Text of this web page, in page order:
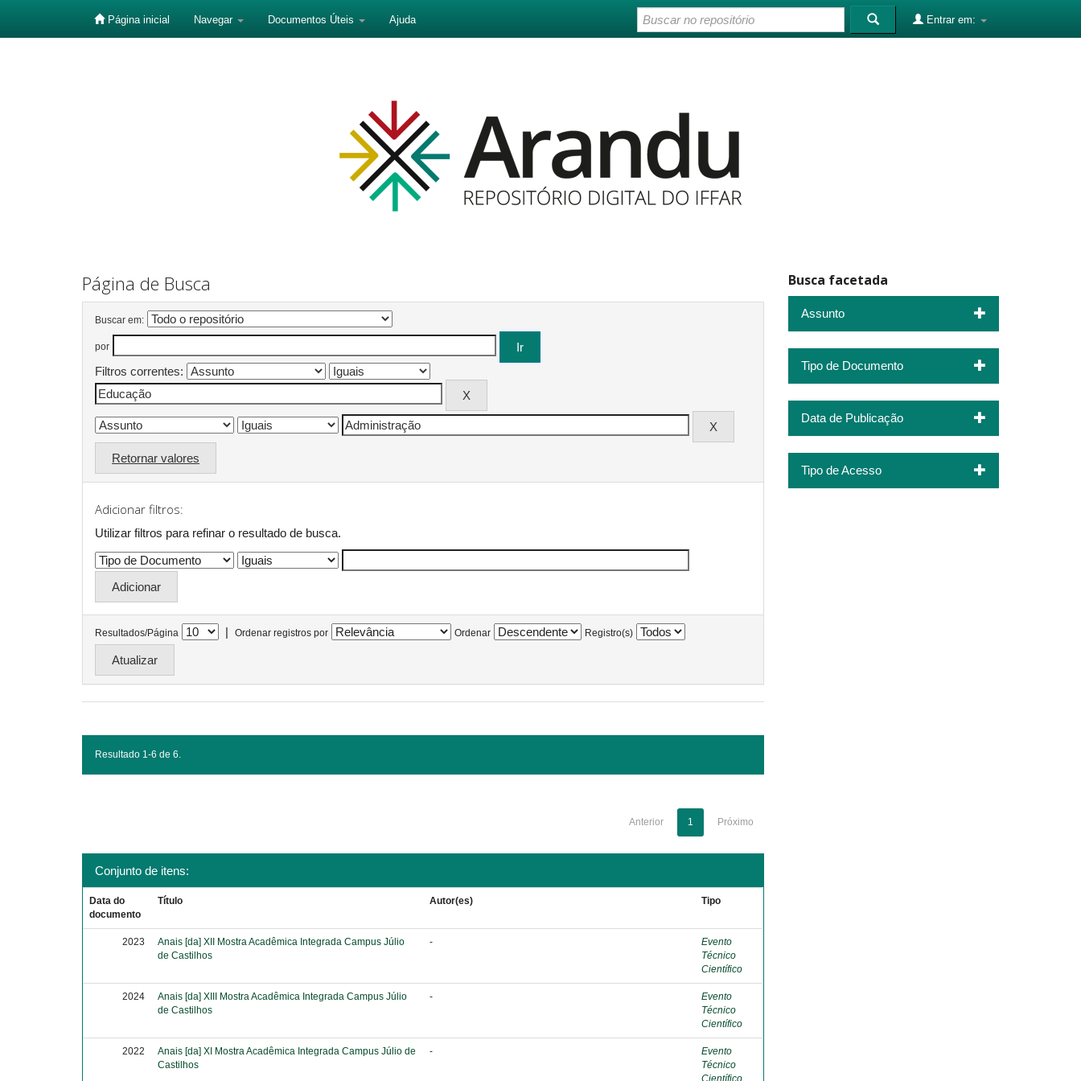
Página inicial Navegar Documentos Úteis Ajuda Entrar em:
Página de Busca
Buscar em:
por
Filtros correntes:
Retornar valores
Adicionar filtros:
Utilizar filtros para refinar o resultado de busca.
Resultados/Página | Ordenar registros por Ordenar Registro(s)
Resultado 1-6 de 6.
Anterior 1 Próximo
Conjunto de itens:
Data do
documento
Título Autor(es) Tipo
2023
Anais [da] XII Mostra Acadêmica Integrada Campus Júlio
de Castilhos
-
Evento
Técnico
Científico
2024
Anais [da] XIII Mostra Acadêmica Integrada Campus Júlio
de Castilhos
-
Evento
Técnico
Científico
2022
Anais [da] XI Mostra Acadêmica Integrada Campus Júlio de
Castilhos
-
Evento
Técnico
Científico
Busca facetada
Assunto
Tipo de Documento
Data de Publicação
Tipo de Acesso